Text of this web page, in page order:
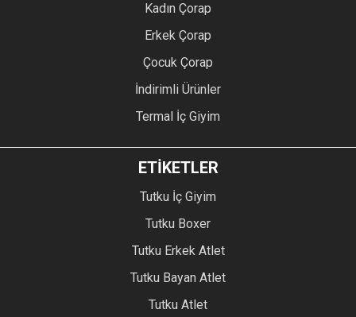
Kadın Çorap
Erkek Çorap
Çocuk Çorap
İndirimli Ürünler
Termal İç Giyim
ETİKETLER
Tutku İç Giyim
Tutku Boxer
Tutku Erkek Atlet
Tutku Bayan Atlet
Tutku Atlet